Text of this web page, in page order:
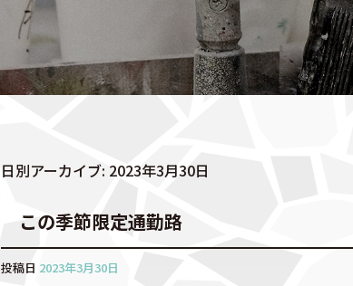
日別アーカイブ: 2023年3月30日
この季節限定通勤路
投稿日 2023年3月30日